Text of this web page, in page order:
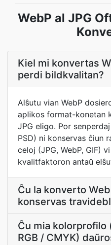
WebP al JPG
Kiel mi konvertas
perdi bildkvalitan?
Alŝutu vian WebP
aplikos format-konetan
JPG eligo. Por
PSD) ni konservas ĉiun
celoj (JPG, WebP, GIF)
kvalitfaktoron antaŭ
Ĉu la konverto
konservas
Ĉu mia kolorprofilo
RGB / CMYK)